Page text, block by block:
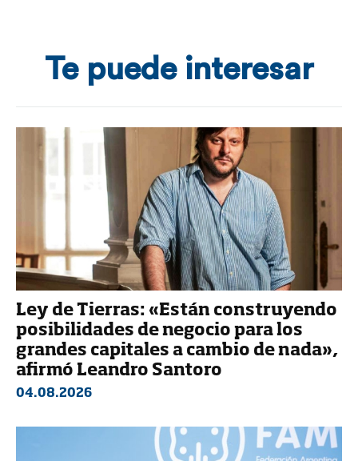
Te puede interesar
Ley de Tierras: «Están construyendo
posibilidades de negocio para los
grandes capitales a cambio de nada»,
afirmó Leandro Santoro
04.08.2026